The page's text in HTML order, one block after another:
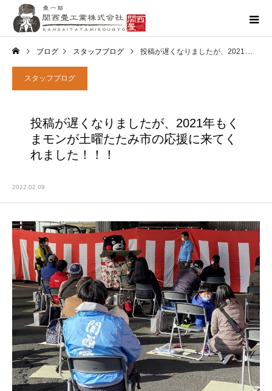
ブログ スタッフブログ 投稿が遅くなりましたが、2021年もくまモンが土曜たたみ市の応援に来てくれました！！！
スタッフブログ
投稿が遅くなりましたが、2021年もく
まモンが土曜たたみ市の応援に来てく
れました！！！
2022.02.09